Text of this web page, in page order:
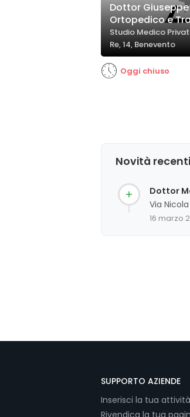
Dottor
Ortopedico e
Studio Medico
Re, 14, Benevento
Oggi chiuso
Novità
Dottor
Via
16 marzo
SUPPORTO AZIENDE
Inserisci la tua attività
Rivendica la tua